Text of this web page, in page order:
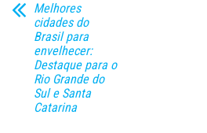
Melhores
cidades do
Brasil para
envelhecer:
Destaque para o
Rio Grande do
Sul e Santa
Catarina